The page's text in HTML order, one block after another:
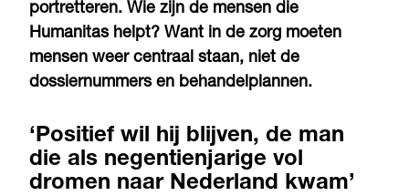
portretteren. Wie zijn de mensen die
Humanitas helpt? Want in de zorg moeten
mensen weer centraal staan, niet de
dossiernummers en behandelplannen.
‘Positief wil hij blijven, de man
die als negentienjarige vol
dromen naar Nederland kwam’